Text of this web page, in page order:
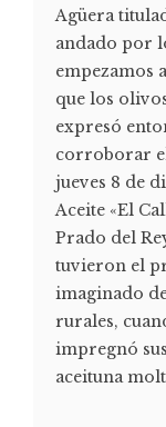
Agüera
andado por
empezamos
que los
expresó
corroborar
jueves 8 de
Aceite «El
Prado del
tuvieron el
imaginado
rurales,
impregnó
aceituna